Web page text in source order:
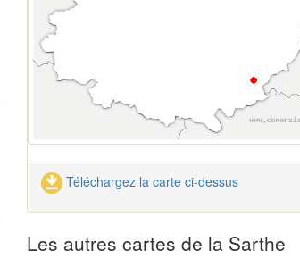
Téléchargez la carte ci-dessus
Les autres cartes de la Sarthe